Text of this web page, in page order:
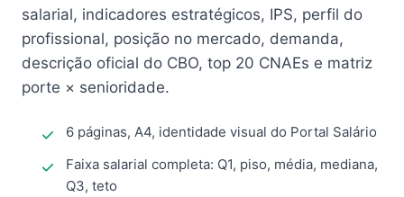
salarial, indicadores estratégicos, IPS, perfil do
profissional, posição no mercado, demanda,
descrição oficial do CBO, top 20 CNAEs e matriz
porte × senioridade.
6 páginas, A4, identidade visual do Portal Salário
Faixa salarial completa: Q1, piso, média, mediana,
Q3, teto